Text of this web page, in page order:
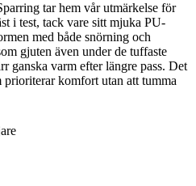
tar hem vår utmärkelse för
i test, tack vare sitt mjuka PU-
med både snörning och
gjuten även under de tuffaste
ganska varm efter längre pass. Det
komfort utan att tumma